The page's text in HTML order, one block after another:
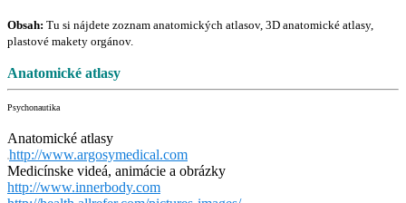
Obsah: Tu si nájdete zoznam anatomických atlasov, 3D anatomické atlasy,
plastové makety orgánov.
Anatomické atlasy
Psychonautika
Anatomické atlasy
http://www.argosymedical.com
Medicínske videá, animácie a obrázky
http://www.innerbody.com